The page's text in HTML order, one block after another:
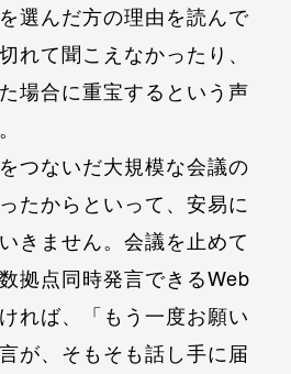
選んだ方の理由を読んで
れて聞こえなかったり、
場合に重宝するという声
つないだ大規模な会議の
たからといって、安易に
きません。会議を止めて
拠点同時発言できるWeb
れば、「もう一度お願い
が、そもそも話し手に届